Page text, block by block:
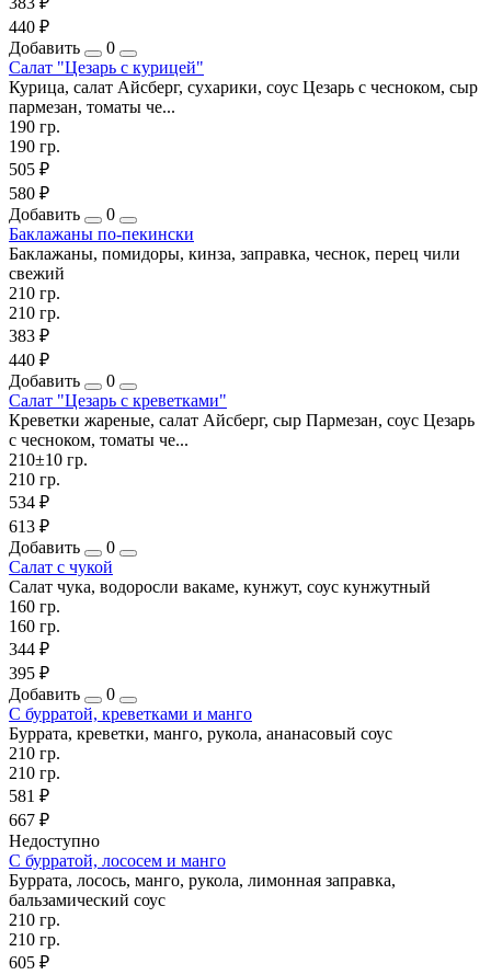
440 ₽
Добавить
0
Салат "Цезарь с курицей"
Курица, салат Айсберг, сухарики, соус Цезарь с чесноком, сыр
пармезан, томаты че...
190 гр.
190 гр.
505 ₽
580 ₽
Добавить
0
Баклажаны по-пекински
Баклажаны, помидоры, кинза, заправка, чеснок, перец чили
свежий
210 гр.
210 гр.
383 ₽
440 ₽
Добавить
0
Салат "Цезарь с креветками"
Креветки жареные, салат Айсберг, сыр Пармезан, соус Цезарь
с чесноком, томаты че...
210±10 гр.
210 гр.
534 ₽
613 ₽
Добавить
0
Салат с чукой
Салат чука, водоросли вакаме, кунжут, соус кунжутный
160 гр.
160 гр.
344 ₽
395 ₽
Добавить
0
С бурратой, креветками и манго
Буррата, креветки, манго, рукола, ананасовый соус
210 гр.
210 гр.
581 ₽
667 ₽
Недоступно
С бурратой, лососем и манго
Буррата, лосось, манго, рукола, лимонная заправка,
бальзамический соус
210 гр.
210 гр.
605 ₽